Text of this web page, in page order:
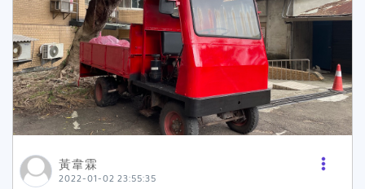
而成的：我不想未來被說XX親戚念研究所後發展
多好、我不想出社會後念碩專班繳比較多的學費、
聽說出社會後很難回來念書了、現在還有室友朋友
陪我念不孤單、學長姐分享經驗時提到多了一個研
究所平均起薪比大學多五千…好多好多的原因讓我
想念研究所。但是我大學被當的一蹋糊塗、但是我
不知道自己做不做得到、這樣我還要多付兩年學
我怯步。直到四上那年的直系家聚，我的學妹問我
直升系上研究所的學長該怎麼準備系上研究所，學
黃韋霖
2022-01-02 23:55:35